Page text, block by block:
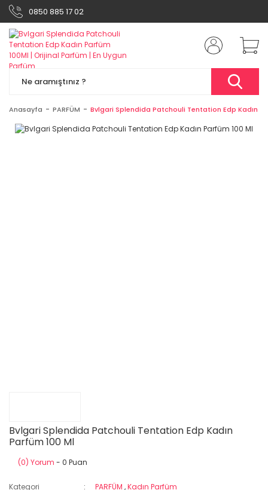
0850 885 17 02
Anasayfa PARFÜM Bvlgari Splendida Patchouli Tentation Edp Kadın
Bvlgari Splendida Patchouli Tentation Edp Kadın
Parfüm 100 Ml
(0) Yorum - 0 Puan
Kategori PARFÜM ,Kadın Parfüm